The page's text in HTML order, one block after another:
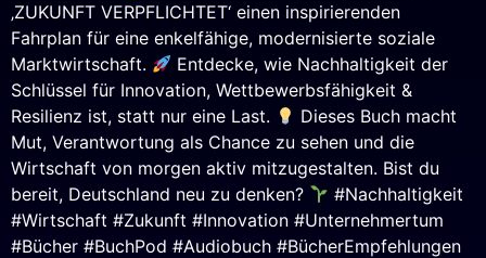
‚ZUKUNFT VERPFLICHTET‘ einen inspirierenden
Fahrplan für eine enkelfähige, modernisierte soziale
Marktwirtschaft.
Entdecke, wie Nachhaltigkeit der
Schlüssel für Innovation, Wettbewerbsfähigkeit &
Resilienz ist, statt nur eine Last.
Dieses Buch macht
Mut, Verantwortung als Chance zu sehen und die
Wirtschaft von morgen aktiv mitzugestalten. Bist du
bereit, Deutschland neu zu denken?
#Nachhaltigkeit
#Wirtschaft #Zukunft #Innovation #Unternehmertum
#Bücher #BuchPod #Audiobuch #BücherEmpfehlungen